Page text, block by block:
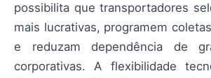
possibilita que transportadores
mais lucrativas, programem
e reduzam dependência de
corporativas. A flexibilidade